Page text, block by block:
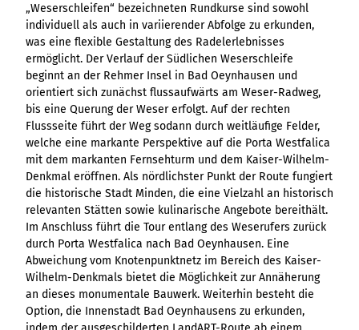
Hambur
ger
Menü -
Variante
3
Hambur
Menü -
Variante
4
Variante 0
Variante 1
Kachel &
Kachelwand
Übersicht
3er-Raster
4er-Raster
Kachel-Slider
Link-Liste
Mediengalerie
Übersicht
Variante 0
Variante 1
Variante 2
Variante 3
Mini-Teaser
Silhouette
Tabelle
Text und
Medien
Vertikale
Timeline
Übersicht
Variante 0
Variante 1
Variante 2
XXL-Galerie
Übersicht
Variante 0
Zitat
Übersicht
Ergebnisliste
Ergebnisliste: div
Filter zu Höhen
Ergebnisliste:
individueller Filter
"beste Reisezeit"
Übersicht
Ergebnisliste
Intelligenz trifft
Content Creation:
Der KI-Wizard und
KI-Checker in
one.data
Übersicht
Variante 0
Variante 1
destination.epaper
destination.guestcard
destination.highlight
destination.html
destination.imageclick
destination.language
destination.login
destination.logo
destination.mail
destination.medialibrary
destination.mediawall
destination.multisearch
destination.tab
destination.teaserwall
destination.tide
destination.topspot
Übersicht
Variante 0
Variante 1
destination.trilogy
Übersicht
Variante 0
Variante 1
destination.weather
Übersicht
Variante 0
Variante 1
Variante 2
destination.youtube
„Weserschleifen“ bezeichneten Rundkurse sind sowohl
individuell als auch in variierender Abfolge zu erkunden,
was eine flexible Gestaltung des Radelerlebnisses
ermöglicht. Der Verlauf der Südlichen Weserschleife
beginnt an der Rehmer Insel in Bad Oeynhausen und
orientiert sich zunächst flussaufwärts am Weser-Radweg,
bis eine Querung der Weser erfolgt. Auf der rechten
Flussseite führt der Weg sodann durch weitläufige Felder,
welche eine markante Perspektive auf die Porta Westfalica
mit dem markanten Fernsehturm und dem Kaiser-Wilhelm-
Denkmal eröffnen. Als nördlichster Punkt der Route fungiert
die historische Stadt Minden, die eine Vielzahl an historisch
relevanten Stätten sowie kulinarische Angebote bereithält.
Im Anschluss führt die Tour entlang des Weserufers zurück
durch Porta Westfalica nach Bad Oeynhausen. Eine
Abweichung vom Knotenpunktnetz im Bereich des Kaiser-
Wilhelm-Denkmals bietet die Möglichkeit zur Annäherung
an dieses monumentale Bauwerk. Weiterhin besteht die
Option, die Innenstadt Bad Oeynhausens zu erkunden,